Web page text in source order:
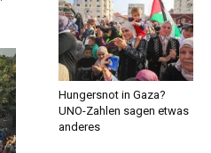
Hungersnot in Gaza?
UNO-Zahlen sagen etwas
anderes